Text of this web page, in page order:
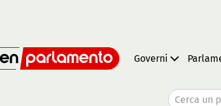
Governi
Cerca un